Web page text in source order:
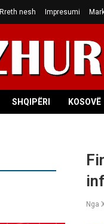
Rreth nesh Impresumi
SHQIPËRI KOSOVË
Nga